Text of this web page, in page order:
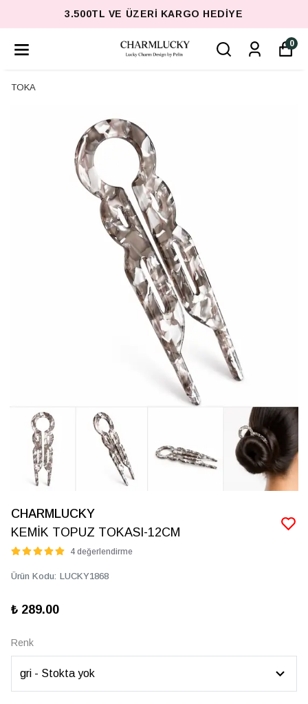
3.500TL VE ÜZERI KARGO HEDIYE
0
TOKA
CHARMLUCKY
KEMİK TOPUZ TOKASI-12CM
4 değerlendirme
Ürün Kodu: LUCKY1868
₺ 289.00
Renk